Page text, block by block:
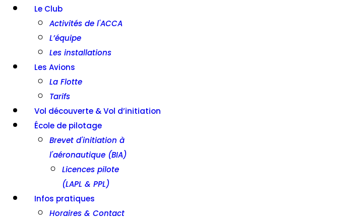
Le Club
Activités de l'ACCA
L’équipe
Les installations
Les Avions
La Flotte
Tarifs
Vol découverte & Vol d’initiation
École de pilotage
Brevet d'initiation à
l'aéronautique (BIA)
Licences pilote
(LAPL & PPL)
Infos pratiques
Horaires & Contact